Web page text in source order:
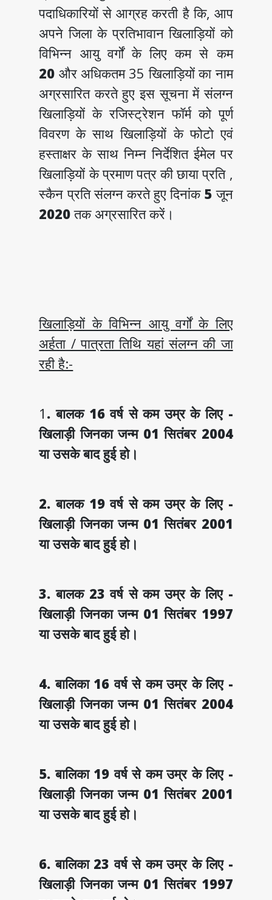
पदाधिकारियों से आग्रह करती है कि, आप
अपने जिला के प्रतिभावान खिलाड़ियों को
विभिन्न आयु वर्गों के लिए कम से कम
20 और अधिकतम 35 खिलाड़ियों का नाम
अग्रसारित करते हुए इस सूचना में संलग्न
खिलाड़ियों के रजिस्ट्रेशन फॉर्म को पूर्ण
विवरण के साथ खिलाड़ियों के फोटो एवं
हस्ताक्षर के साथ निम्न निर्देशित ईमेल पर
खिलाड़ियों के प्रमाण पत्र की छाया प्रति ,
स्कैन प्रति संलग्न करते हुए दिनांक 5जून
2020तक अग्रसारित करें।
खिलाड़ियों के विभिन्न आयु वर्गों के लिए
अर्हता / पात्रता तिथि यहां संलग्न की जा
रही है:-
1 . बालक 16 वर्ष से कम उम्र के लिए -
खिलाड़ी जिनका जन्म 01 सितंबर 2004
या उसके बाद हुई हो।
2. बालक 19 वर्ष से कम उम्र के लिए -
खिलाड़ी जिनका जन्म 01 सितंबर 2001
या उसके बाद हुई हो।
3. बालक 23 वर्ष से कम उम्र के लिए -
खिलाड़ी जिनका जन्म 01 सितंबर 1997
या उसके बाद हुई हो।
4. बालिका 16 वर्ष से कम उम्र के लिए -
खिलाड़ी जिनका जन्म 01 सितंबर 2004
या उसके बाद हुई हो।
5. बालिका 19 वर्ष से कम उम्र के लिए -
खिलाड़ी जिनका जन्म 01 सितंबर 2001
या उसके बाद हुई हो।
6. बालिका 23 वर्ष से कम उम्र के लिए -
खिलाड़ी जिनका जन्म 01 सितंबर 1997